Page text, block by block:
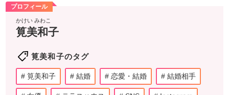
プロフィール
かけい みわこ
筧美和子
筧美和子のタグ
筧美和子 結婚 恋愛・結婚 結婚相手